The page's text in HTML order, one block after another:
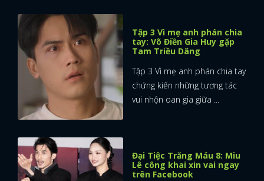
FACEBOOK
Tập 3 Vì mẹ anh phán chia
tay: Võ Điền Gia Huy gặp
Tam Triều Dâng
Tập 3 Vì mẹ anh phán chia tay
chứng kiến những tương tác
vui nhộn oan gia giữa ...
Đại Tiệc Trăng Máu 8: Miu
Lê công khai xin vai ngay
trên Facebook